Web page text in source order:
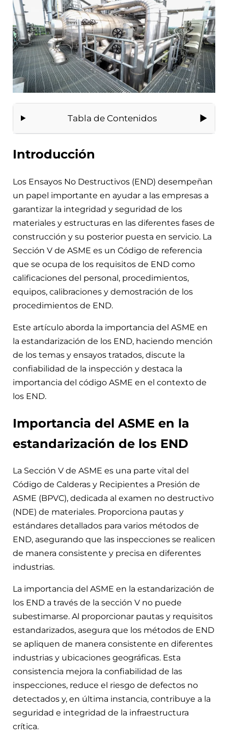
Tabla de Contenidos
Introducción
Los Ensayos No Destructivos (END) desempeñan
un papel importante en ayudar a las empresas a
garantizar la integridad y seguridad de los
materiales y estructuras en las diferentes fases de
construcción y su posterior puesta en servicio. La
Sección V de ASME es un Código de referencia
que se ocupa de los requisitos de END como
calificaciones del personal, procedimientos,
equipos, calibraciones y demostración de los
procedimientos de END.
Este artículo aborda la importancia del ASME en
la estandarización de los END, haciendo mención
de los temas y ensayos tratados, discute la
confiabilidad de la inspección y destaca la
importancia del código ASME en el contexto de
los END.
Importancia del ASME en la
estandarización de los END
La Sección V de ASME es una parte vital del
Código de Calderas y Recipientes a Presión de
ASME (BPVC), dedicada al examen no destructivo
(NDE) de materiales. Proporciona pautas y
estándares detallados para varios métodos de
END, asegurando que las inspecciones se realicen
de manera consistente y precisa en diferentes
industrias.
La importancia del ASME en la estandarización de
los END a través de la sección V no puede
subestimarse. Al proporcionar pautas y requisitos
estandarizados, asegura que los métodos de END
se apliquen de manera consistente en diferentes
industrias y ubicaciones geográficas. Esta
consistencia mejora la confiabilidad de las
inspecciones, reduce el riesgo de defectos no
detectados y, en última instancia, contribuye a la
seguridad e integridad de la infraestructura
crítica.